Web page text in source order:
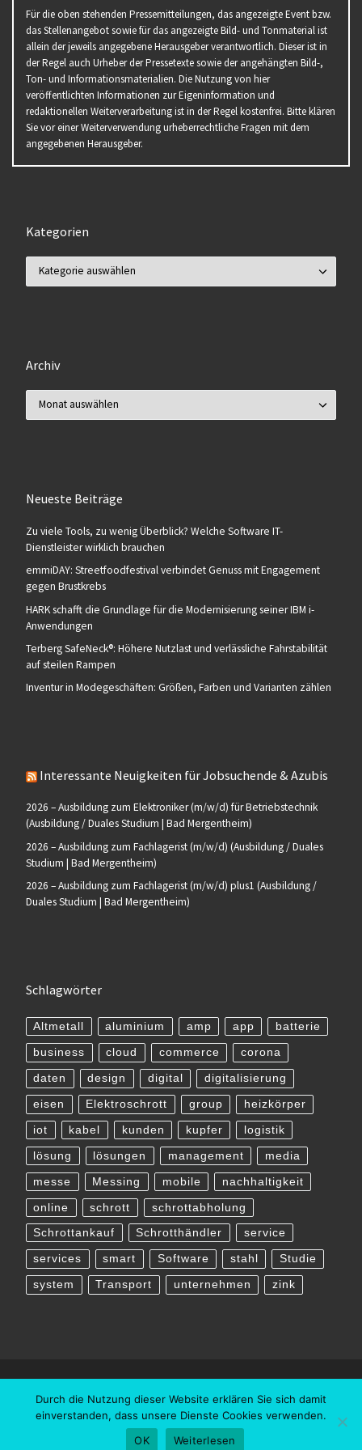
Für die oben stehenden Pressemitteilungen, das angezeigte Event bzw.
das Stellenangebot sowie für das angezeigte Bild- und Tonmaterial ist
allein der jeweils angegebene Herausgeber verantwortlich. Dieser ist in
der Regel auch Urheber der Pressetexte sowie der angehängten Bild-,
Ton- und Informationsmaterialien. Die Nutzung von hier
veröffentlichten Informationen zur Eigeninformation und
redaktionellen Weiterverarbeitung ist in der Regel kostenfrei. Bitte klären
Sie vor einer Weiterverwendung urheberrechtliche Fragen mit dem
angegebenen Herausgeber.
Kategorien
Archiv
Neueste Beiträge
Zu viele Tools, zu wenig Überblick? Welche Software IT-
Dienstleister wirklich brauchen
emmiDAY: Streetfoodfestival verbindet Genuss mit Engagement
gegen Brustkrebs
HARK schafft die Grundlage für die Modernisierung seiner IBM i-
Anwendungen
Terberg SafeNeck®: Höhere Nutzlast und verlässliche Fahrstabilität
auf steilen Rampen
Inventur in Modegeschäften: Größen, Farben und Varianten zählen
Interessante Neuigkeiten für Jobsuchende & Azubis
2026 – Ausbildung zum Elektroniker (m/w/d) für Betriebstechnik
(Ausbildung / Duales Studium | Bad Mergentheim)
2026 – Ausbildung zum Fachlagerist (m/w/d) (Ausbildung / Duales
Studium | Bad Mergentheim)
2026 – Ausbildung zum Fachlagerist (m/w/d) plus1 (Ausbildung /
Duales Studium | Bad Mergentheim)
Schlagwörter
Altmetall aluminium amp app batterie
business cloud commerce corona
daten design digital digitalisierung
eisen Elektroschrott group heizkörper
iot kabel kunden kupfer logistik
lösung lösungen management media
messe Messing mobile nachhaltigkeit
online schrott schrottabholung
Schrottankauf Schrotthändler service
services smart Software stahl Studie
system Transport unternehmen zink
Durch die Nutzung dieser Website erklären Sie sich damit
einverstanden, dass unsere Dienste Cookies verwenden.
OK
Weiterlesen